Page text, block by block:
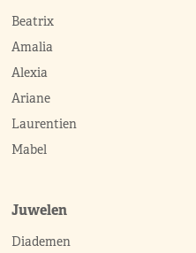
Beatrix
Amalia
Alexia
Ariane
Laurentien
Mabel
Juwelen
Diademen